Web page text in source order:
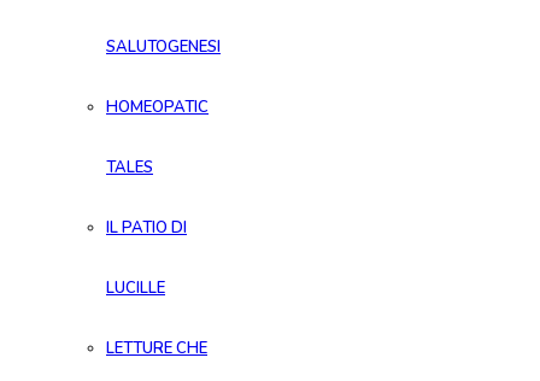
SALUTOGENESI
HOMEOPATIC
TALES
IL PATIO DI
LUCILLE
LETTURE CHE